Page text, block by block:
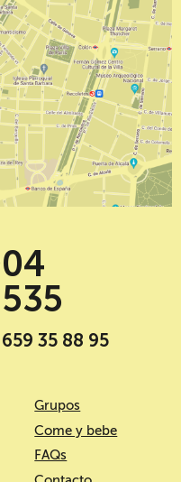
35 88 95
Grupos
Come y bebe
FAQs